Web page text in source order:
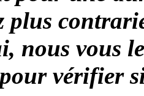
plus
nous vous
vérifier